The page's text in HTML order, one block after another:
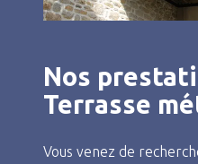
Nos
Terrasse
Vous venez de